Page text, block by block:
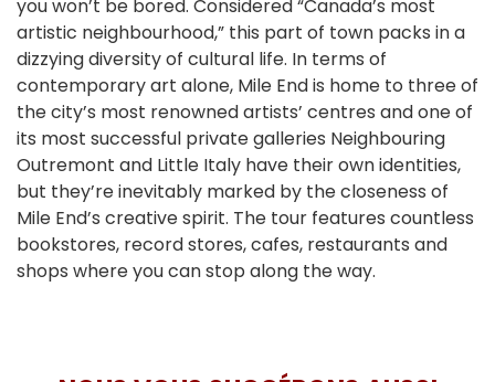
you won’t be bored. Considered “Canada’s most
artistic neighbourhood,” this part of town packs in a
dizzying diversity of cultural life. In terms of
contemporary art alone, Mile End is home to three of
the city’s most renowned artists’ centres and one of
its most successful private galleries Neighbouring
Outremont and Little Italy have their own identities,
but they’re inevitably marked by the closeness of
Mile End’s creative spirit. The tour features countless
bookstores, record stores, cafes, restaurants and
shops where you can stop along the way.